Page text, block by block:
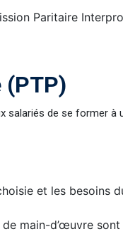
Paritaire
salariés de se former à
et les besoins
main-d’œuvre